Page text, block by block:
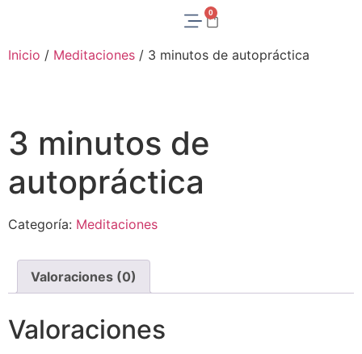
0
Inicio / Meditaciones / 3 minutos de autopráctica
3 minutos de
autopráctica
Categoría: Meditaciones
Valoraciones (0)
Valoraciones